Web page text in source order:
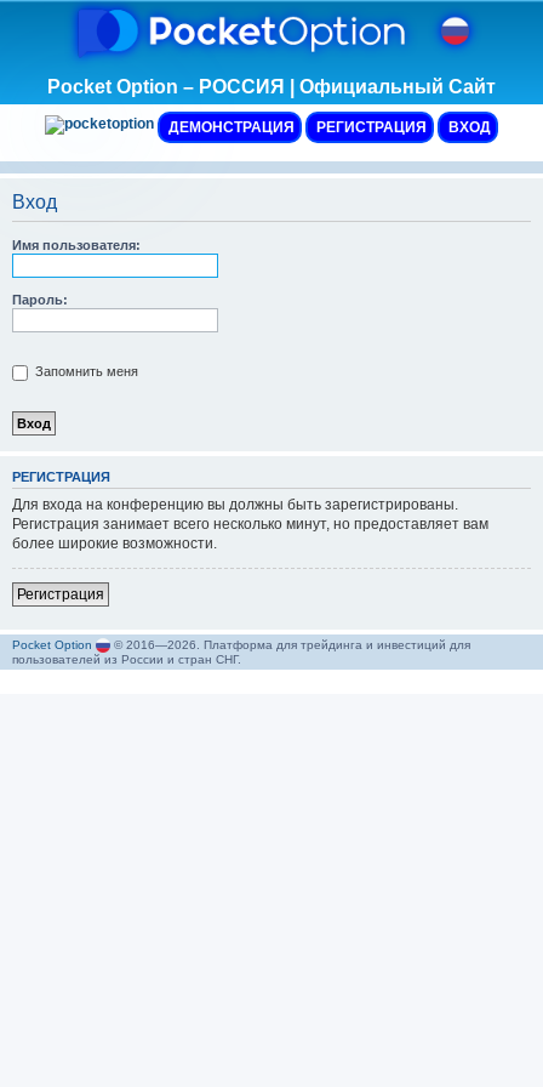
Pocket Option – РОССИЯ | Официальный Сайт
ДЕМОНСТРАЦИЯ РЕГИСТРАЦИЯ ВХОД
Вход
Имя пользователя:
Пароль:
Запомнить меня
РЕГИСТРАЦИЯ
Для входа на конференцию вы должны быть зарегистрированы.
Регистрация занимает всего несколько минут, но предоставляет вам
более широкие возможности.
Регистрация
Pocket Option
© 2016—2026. Платформа для трейдинга и инвестиций для
пользователей из России и стран СНГ.